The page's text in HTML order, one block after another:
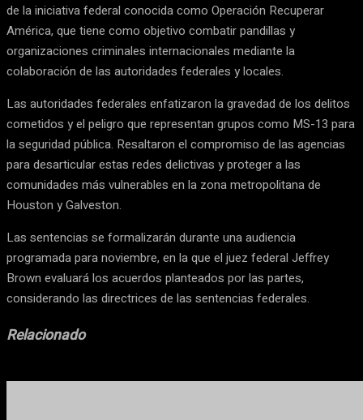
de la iniciativa federal conocida como Operación Recuperar
América, que tiene como objetivo combatir pandillas y
organizaciones criminales internacionales mediante la
colaboración de las autoridades federales y locales.
Las autoridades federales enfatizaron la gravedad de los delitos
cometidos y el peligro que representan grupos como MS-13 para
la seguridad pública. Resaltaron el compromiso de las agencias
para desarticular estas redes delictivas y proteger a las
comunidades más vulnerables en la zona metropolitana de
Houston y Galveston.
Las sentencias se formalizarán durante una audiencia
programada para noviembre, en la que el juez federal Jeffrey
Brown evaluará los acuerdos planteados por las partes,
considerando las directrices de las sentencias federales.
Relacionado